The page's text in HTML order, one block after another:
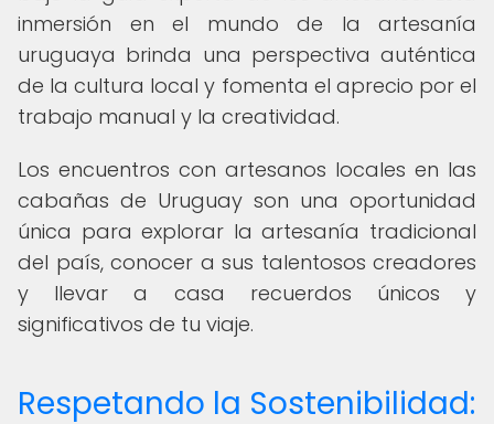
inmersión en el mundo de la artesanía
uruguaya brinda una perspectiva auténtica
de la cultura local y fomenta el aprecio por el
trabajo manual y la creatividad.
Los encuentros con artesanos locales en las
cabañas de Uruguay son una oportunidad
única para explorar la artesanía tradicional
del país, conocer a sus talentosos creadores
y llevar a casa recuerdos únicos y
significativos de tu viaje.
Respetando la Sostenibilidad: